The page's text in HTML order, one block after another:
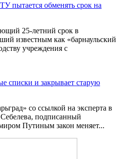
пытается обменять срок на
25-летний срок в
известным как «барнаульский
учреждения с
списки и закрывает старую
со ссылкой на эксперта в
подписанный
Путиным закон меняет...